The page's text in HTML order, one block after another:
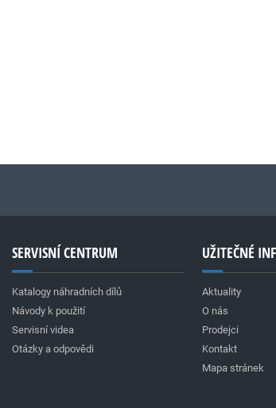
SERVISNÍ CENTRUM
Katalogy náhradních dílů
Návody k použití
Servisní videa
Otázky a odpovědi
UŽITEČNÉ
Aktuality
O nás
Prodejci
Kontakt
Mapa stránek